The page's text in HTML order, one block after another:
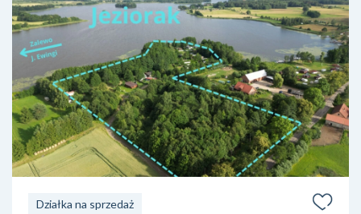
Działka na sprzedaż